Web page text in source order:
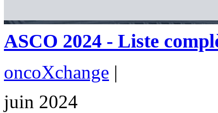
ASCO 2024 - Liste
oncoXchange |
juin 2024